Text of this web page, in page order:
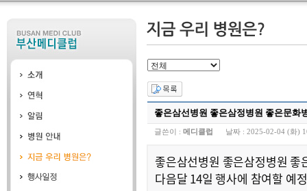
좋은삼선병원 좋은삼정병원 좋은문화
글쓴이 : 메디클럽 날짜 : 2025-02-04 (화)
좋은삼선병원 좋은삼정병원
다음달 14일 행사에 참여할 예